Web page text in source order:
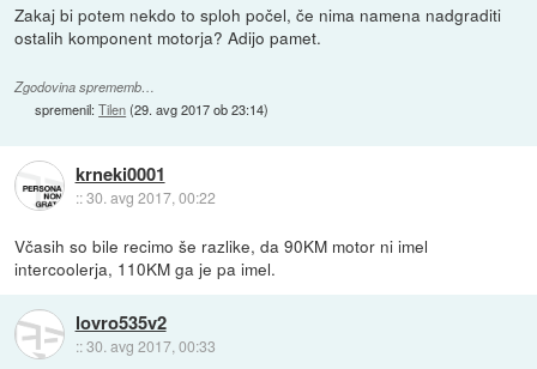
Zakaj bi potem nekdo to sploh počel, če nima namena nadgraditi
ostalih komponent motorja? Adijo pamet.
Zgodovina sprememb…
spremenil:Tilen(29. avg 2017 ob 23:14)
krneki0001
::30. avg 2017, 00:22
Včasih so bile recimo še razlike, da 90KM motor ni imel
intercoolerja, 110KM ga je pa imel.
lovro535v2
::30. avg 2017, 00:33